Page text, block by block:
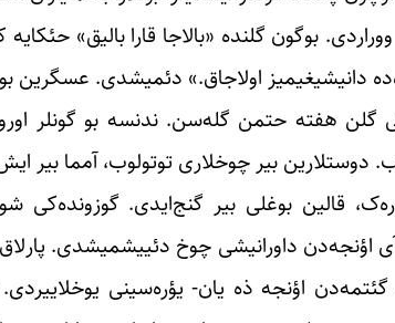
بوگون گلنده «بالاجا قارا بالیق»
دانیشیغیمیز اولاجاق.» دئمیشدی. عسگرین
کی گلن هفته حتمن گله‌سن. ندنسه بو
بیر چوخلاری توتولوب، آمما بیر
قالین بوغلی بیر گنج‌ایدی.
اؤنجه‌دن داورانیشی چوخ دئییشمیشدی. پارلاق
اؤنجه ذه یان- یؤره‌سینی